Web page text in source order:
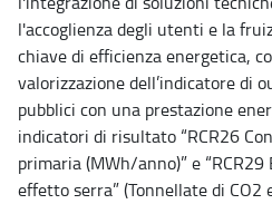
l'accoglienza degli utenti e la
chiave di efficienza energetica,
valorizzazione dell’indicatore di
pubblici con una prestazione
indicatori di risultato “RCR26
primaria (MWh/anno)” e
effetto serra” (Tonnellate di CO2